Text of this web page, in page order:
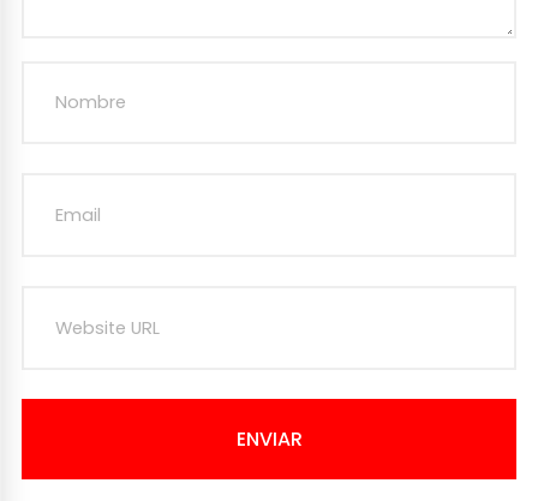
ENVIAR